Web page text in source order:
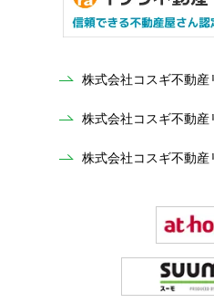
株式会社コスギ不動
株式会社コスギ不動
株式会社コスギ不動